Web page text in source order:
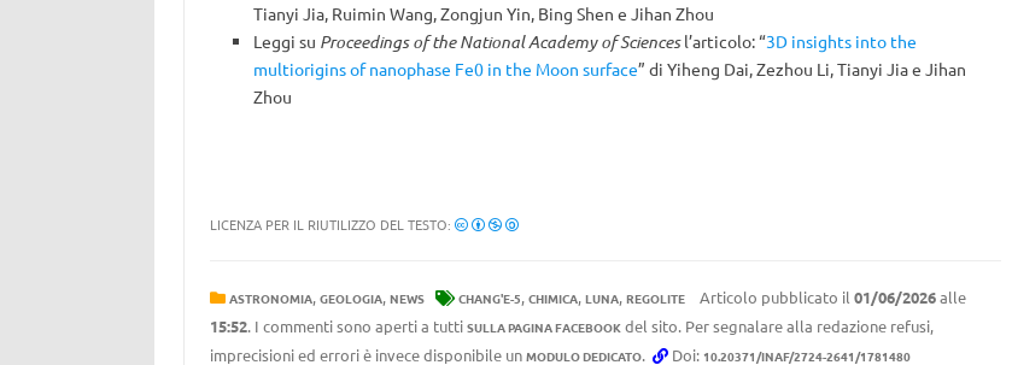
Tianyi Jia, Ruimin Wang, Zongjun Yin, Bing Shen e Jihan Zhou
Leggi su Proceedings of the National Academy of Sciencesl’articolo: “3D insights into the
multiorigins of nanophase Fe0 in the Moon surface” di Yiheng Dai, Zezhou Li, Tianyi Jia e Jihan
Zhou
LICENZA PER IL RIUTILIZZO DEL TESTO:
ASTRONOMIA, GEOLOGIA, NEWS CHANG'E-5, CHIMICA, LUNA, REGOLITE Articolo pubblicato il 01/06/2026alle
15:52. I commenti sono aperti a tutti SULLA PAGINA FACEBOOKdel sito. Per segnalare alla redazione refusi,
imprecisioni ed errori è invece disponibile un MODULO DEDICATO. Doi: 10.20371/INAF/2724-2641/1781480